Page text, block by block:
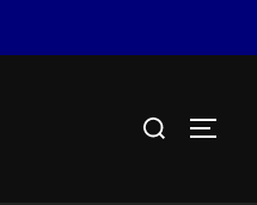
Search